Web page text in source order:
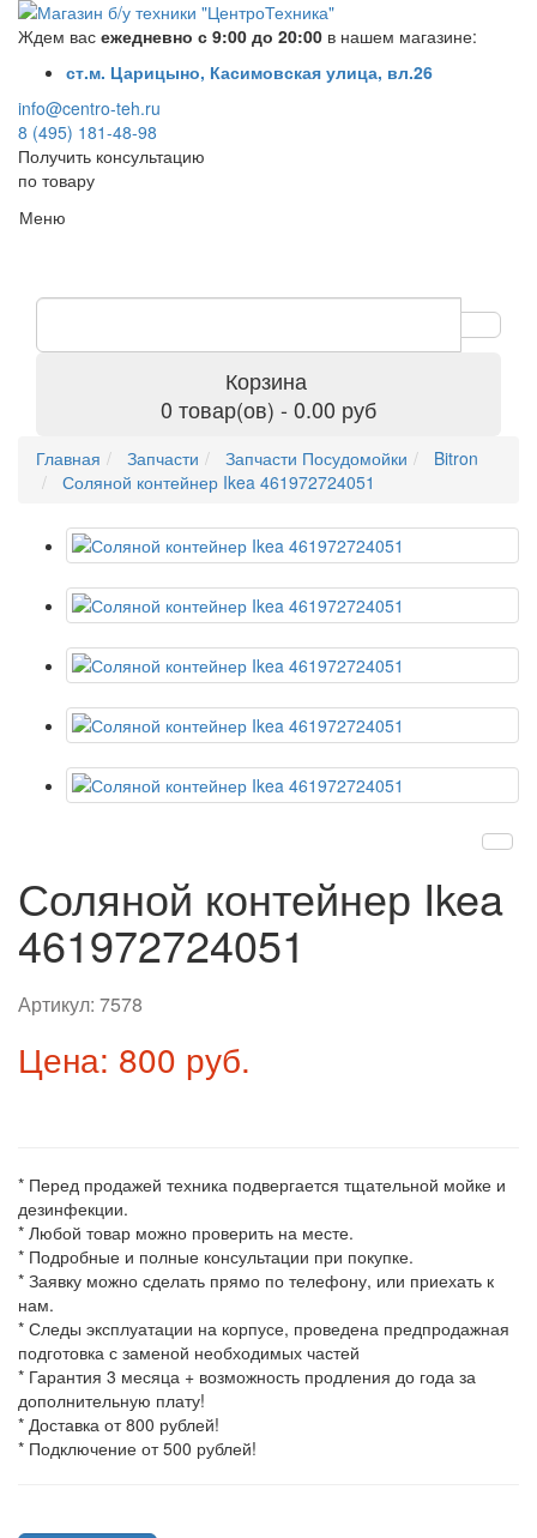
Ждем вас ежедневно с 9:00 до 20:00 в нашем магазине:
ст.м. Царицыно, Касимовская улица, вл.26
info@centro-teh.ru
8 (495) 181-48-98
Получить консультацию
по товару
Меню
Корзина
0 товар(ов) - 0.00 руб
Главная Запчасти Запчасти Посудомойки
Bitron
Соляной контейнер Ikea 461972724051
Соляной контейнер Ikea
461972724051
Артикул: 7578
Цена: 800 руб.
* Перед продажей техника подвергается тщательной мойке и
дезинфекции.
* Любой товар можно проверить на месте.
* Подробные и полные консультации при покупке.
* Заявку можно сделать прямо по телефону, или приехать к
нам.
* Следы эксплуатации на корпусе, проведена предпродажная
подготовка с заменой необходимых частей
* Гарантия 3 месяца + возможность продления до года за
дополнительную плату!
* Доставка от 800 рублей!
* Подключение от 500 рублей!